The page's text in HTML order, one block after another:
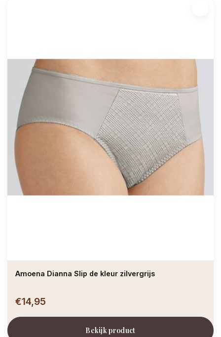
Amoena Dianna Slip de kleur zilvergrijs
€14,95
Bekijk product